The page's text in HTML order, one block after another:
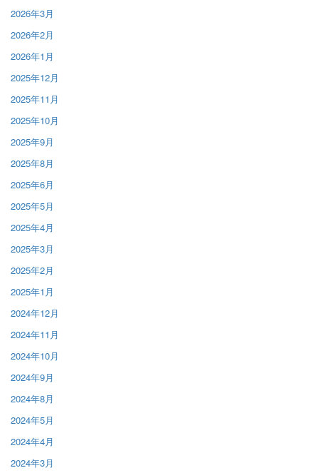
2026年3月
2026年2月
2026年1月
2025年12月
2025年11月
2025年10月
2025年9月
2025年8月
2025年6月
2025年5月
2025年4月
2025年3月
2025年2月
2025年1月
2024年12月
2024年11月
2024年10月
2024年9月
2024年8月
2024年5月
2024年4月
2024年3月